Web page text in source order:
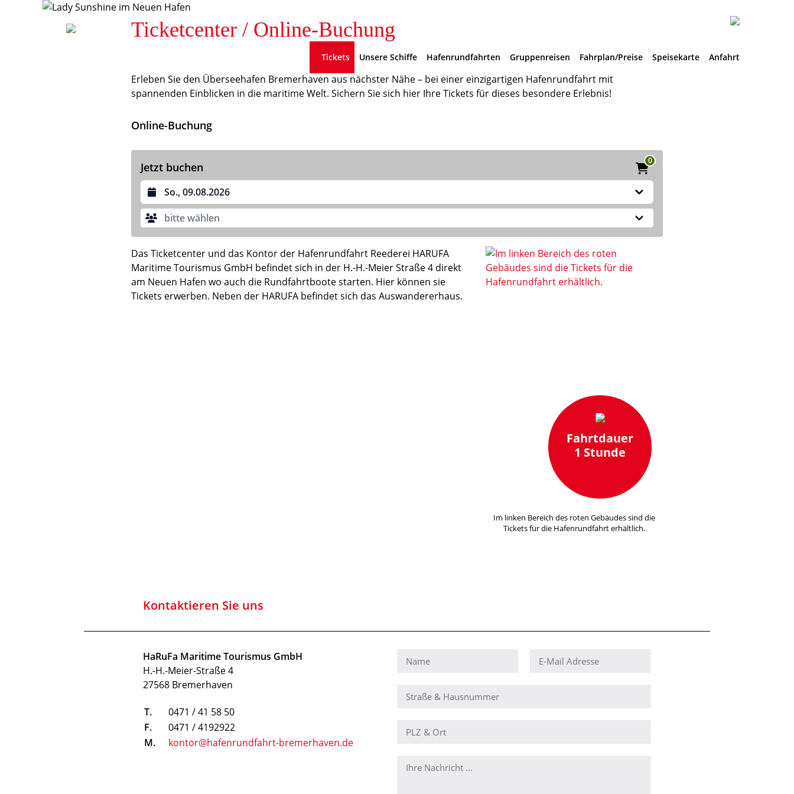
Tickets Unsere Schiffe Hafenrundfahrten Gruppenreisen Fahrplan/Preise Speisekarte Anfahrt
Fahrtdauer
1 Stunde
Ticketcenter / Online-Buchung
Erleben Sie den Überseehafen Bremerhaven aus nächster Nähe – bei einer einzigartigen Hafenrundfahrt mit
spannenden Einblicken in die maritime Welt. Sichern Sie sich hier Ihre Tickets für dieses besondere Erlebnis!
Online-Buchung
Jetzt buchen 0
Datum auswählen
bitte wählen
Im linken Bereich des roten Gebäudes sind die
Tickets für die Hafenrundfahrt erhältlich.
Das Ticketcenter und das Kontor der Hafenrundfahrt Reederei HARUFA
Maritime Tourismus GmbH befindet sich in der H.-H.-Meier Straße 4 direkt
am Neuen Hafen wo auch die Rundfahrtboote starten. Hier können sie
Tickets erwerben. Neben der HARUFA befindet sich das Auswandererhaus.
Kontaktieren Sie uns
HaRuFa Maritime Tourismus GmbH
H.-H.-Meier-Straße 4
27568 Bremerhaven
T.
0471 / 41 58 50
F.
0471 / 4192922
M.
kontor@hafenrundfahrt-bremerhaven.de